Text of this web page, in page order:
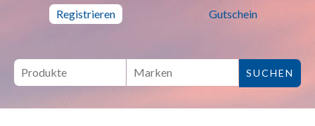
Registrieren Gutschein